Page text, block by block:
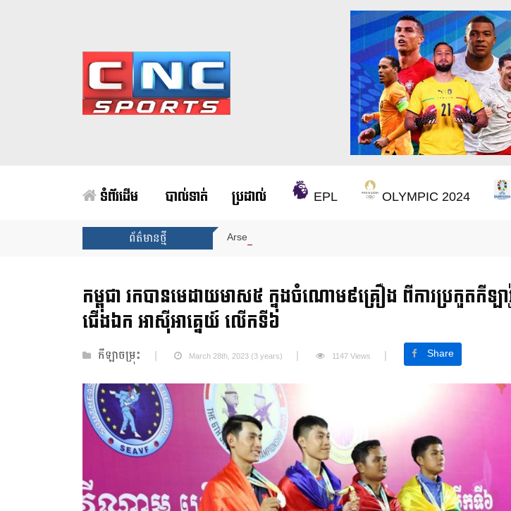
ទំព័រដើម បាល់ទាត់ ប្រដាល់ EPL OLYMPIC 2024
ព័ត៌មានថ្មី Arsenal បញ្ចប់ការរង់ចាំ ២២ ឆ្នាំ ដើម្បីឈ្នះពាន Premier League
កម្ពុជា រកបានមេដាយមាស៥ ក្នុងចំណោម៩គ្រឿង ពីការប្រកួតកីឡ
ជើងឯក អាស៊ីអាគ្នេយ៍ លើកទី៦
កីឡាចម្រុះ March 28th, 2023 (3 years) 1147 Views Share